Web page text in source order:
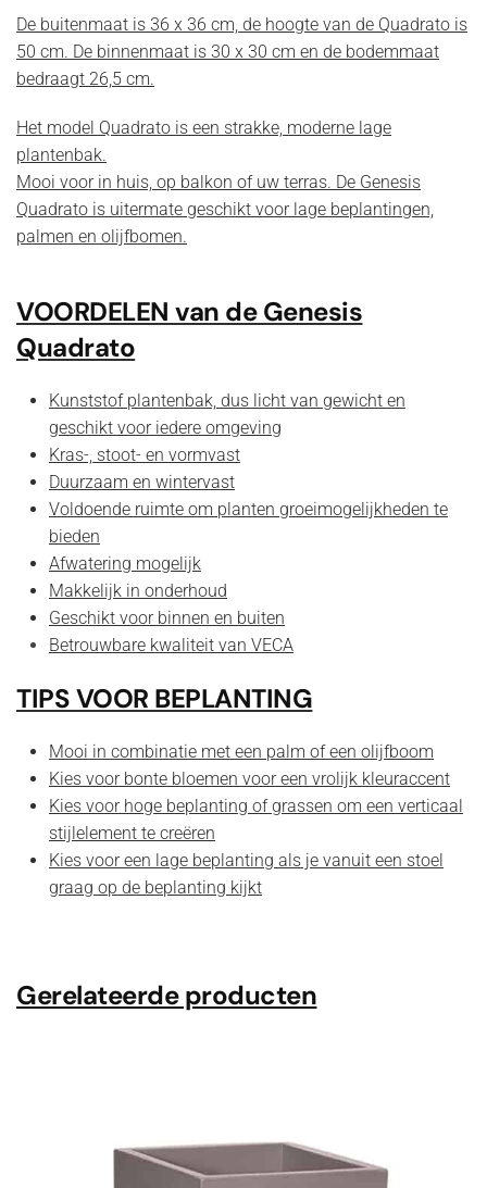
De buitenmaat is 36 x 36 cm, de hoogte van de Quadrato is
50 cm. De binnenmaat is 30 x 30 cm en de bodemmaat
bedraagt 26,5 cm.
Het model Quadrato is een strakke, moderne lage
plantenbak.
Mooi voor in huis, op balkon of uw terras. De Genesis
Quadrato is uitermate geschikt voor lage beplantingen,
palmen en olijfbomen.
VOORDELEN van de Genesis
Quadrato
Kunststof plantenbak, dus licht van gewicht en
geschikt voor iedere omgeving
Kras-, stoot- en vormvast
Duurzaam en wintervast
Voldoende ruimte om planten groeimogelijkheden te
bieden
Afwatering mogelijk
Makkelijk in onderhoud
Geschikt voor binnen en buiten
Betrouwbare kwaliteit van VECA
TIPS VOOR BEPLANTING
Mooi in combinatie met een palm of een olijfboom
Kies voor bonte bloemen voor een vrolijk kleuraccent
Kies voor hoge beplanting of grassen om een verticaal
stijlelement te creëren
Kies voor een lage beplanting als je vanuit een stoel
graag op de beplanting kijkt
Gerelateerde producten